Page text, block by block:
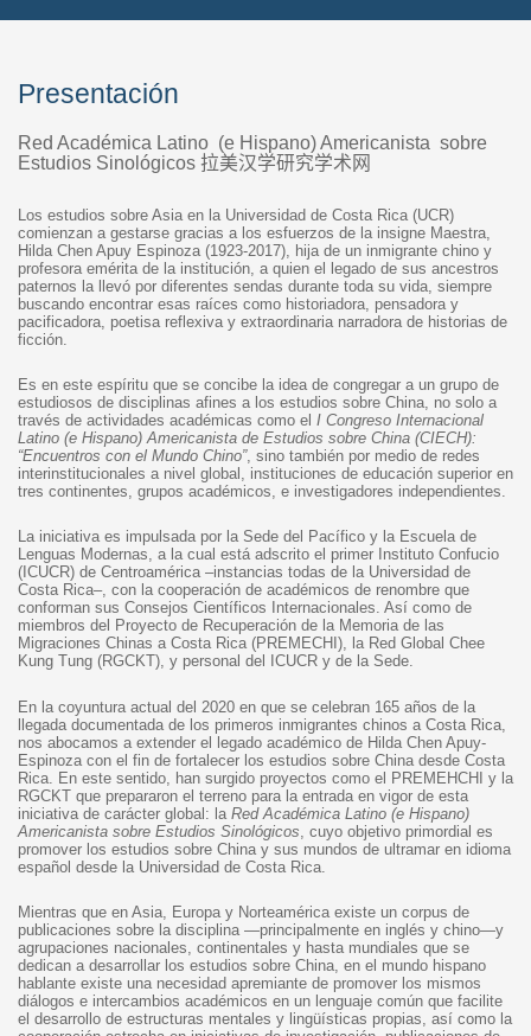
Presentación
Red Académica Latino (e Hispano) Americanista sobre
Estudios Sinológicos 拉美汉学研究学术网
Los estudios sobre Asia en la Universidad de Costa Rica (UCR)
comienzan a gestarse gracias a los esfuerzos de la insigne Maestra,
Hilda Chen Apuy Espinoza (1923-2017), hija de un inmigrante chino y
profesora emérita de la institución, a quien el legado de sus ancestros
paternos la llevó por diferentes sendas durante toda su vida, siempre
buscando encontrar esas raíces como historiadora, pensadora y
pacificadora, poetisa reflexiva y extraordinaria narradora de historias de
ficción.
Es en este espíritu que se concibe la idea de congregar a un grupo de
estudiosos de disciplinas afines a los estudios sobre China, no solo a
través de actividades académicas como el I Congreso Internacional
Latino (e Hispano) Americanista de Estudios sobre China (CIECH):
“Encuentros con el Mundo Chino”, sino también por medio de redes
interinstitucionales a nivel global, instituciones de educación superior en
tres continentes, grupos académicos, e investigadores independientes.
La iniciativa es impulsada por la Sede del Pacífico y la Escuela de
Lenguas Modernas, a la cual está adscrito el primer Instituto Confucio
(ICUCR) de Centroamérica –instancias todas de la Universidad de
Costa Rica–, con la cooperación de académicos de renombre que
conforman sus Consejos Científicos Internacionales. Así como de
miembros del Proyecto de Recuperación de la Memoria de las
Migraciones Chinas a Costa Rica (PREMECHI), la Red Global Chee
Kung Tung (RGCKT), y personal del ICUCR y de la Sede.
En la coyuntura actual del 2020 en que se celebran 165 años de la
llegada documentada de los primeros inmigrantes chinos a Costa Rica,
nos abocamos a extender el legado académico de Hilda Chen Apuy-
Espinoza con el fin de fortalecer los estudios sobre China desde Costa
Rica. En este sentido, han surgido proyectos como el PREMEHCHI y la
RGCKT que prepararon el terreno para la entrada en vigor de esta
iniciativa de carácter global: la Red Académica Latino (e Hispano)
Americanista sobre Estudios Sinológicos , cuyo objetivo primordial es
promover los estudios sobre China y sus mundos de ultramar en idioma
español desde la Universidad de Costa Rica.
Mientras que en Asia, Europa y Norteamérica existe un corpus de
publicaciones sobre la disciplina —principalmente en inglés y chino—y
agrupaciones nacionales, continentales y hasta mundiales que se
dedican a desarrollar los estudios sobre China, en el mundo hispano
hablante existe una necesidad apremiante de promover los mismos
diálogos e intercambios académicos en un lenguaje común que facilite
el desarrollo de estructuras mentales y lingüísticas propias, así como la